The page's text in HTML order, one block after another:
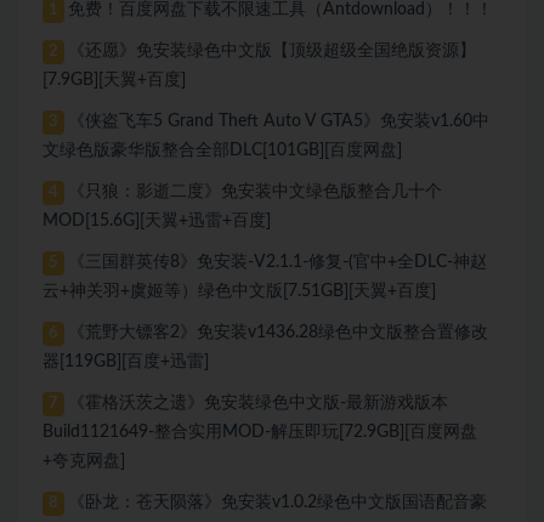
1 免费！百度网盘下载不限速工具（Antdownload）！！！
2
《还愿》免安装绿色中文版【顶级超级全国绝版资源】
[7.9GB][天翼+百度]
3
《侠盗飞车5 Grand Theft Auto V GTA5》免安装v1.60中
文绿色版豪华版整合全部DLC[101GB][百度网盘]
4
《只狼：影逝二度》免安装中文绿色版整合几十个
MOD[15.6G][天翼+迅雷+百度]
5
《三国群英传8》免安装-V2.1.1-修复-(官中+全DLC-神赵
云+神关羽+虞姬等）绿色中文版[7.51GB][天翼+百度]
6
《荒野大镖客2》免安装v1436.28绿色中文版整合置修改
器[119GB][百度+迅雷]
7
《霍格沃茨之遗》免安装绿色中文版-最新游戏版本
Build1121649-整合实用MOD-解压即玩[72.9GB][百度网盘
+夸克网盘]
8
《卧龙：苍天陨落》免安装v1.0.2绿色中文版国语配音豪